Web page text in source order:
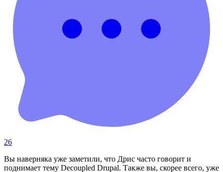
26
Вы наверняка уже заметили, что Дрис часто говорит и
поднимает тему Decoupled Drupal. Также вы, скорее всего, уже